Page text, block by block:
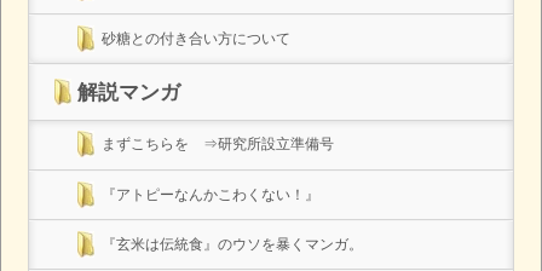
砂糖との付き合い方について
解説マンガ
まずこちらを ⇒研究所設立準備号
『アトピーなんかこわくない！』
『玄米は伝統食』のウソを暴くマンガ。